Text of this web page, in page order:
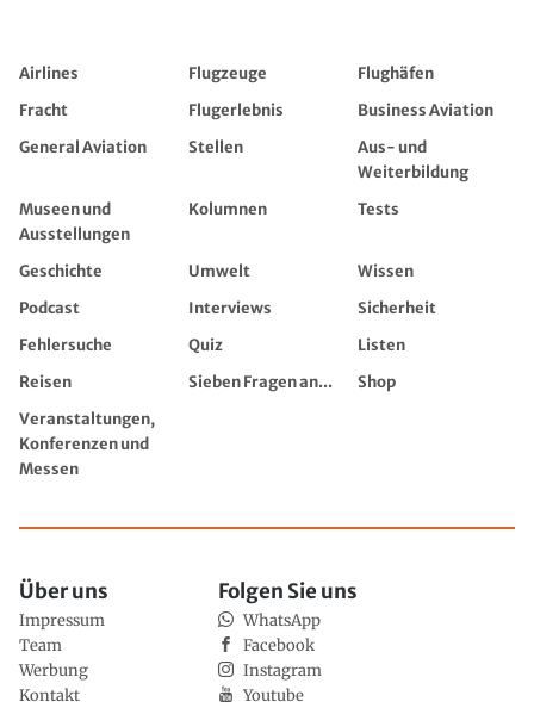
Airlines Flugzeuge
Flughäfen
Fracht
Flugerlebnis
Business Aviation
General Aviation
Stellen
Aus- und
Weiterbildung
Museen und
Ausstellungen
Kolumnen Tests
Geschichte Umwelt
Wissen
Podcast
Interviews
Sicherheit
Fehlersuche
Quiz
Listen
Reisen
Sieben Fragen an...
Shop
Veranstaltungen,
Konferenzen und
Messen
Über uns
Impressum
Team
Werbung
Kontakt
Folgen Sie uns
WhatsApp
Facebook
Instagram
Youtube